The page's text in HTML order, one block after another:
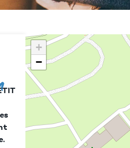
+
−